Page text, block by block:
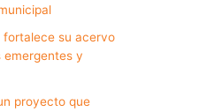
fortalece su acervo
emergentes y
proyecto que